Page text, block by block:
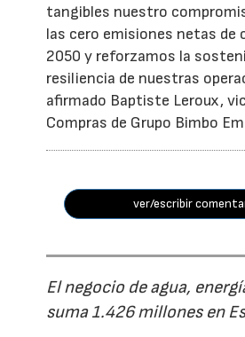
tangibles nuestro
las cero emisiones netas de
2050 y reforzamos la
resiliencia de nuestras
afirmado Baptiste Leroux,
Compras de Grupo Bimbo
ver/escribir
El negocio de agua,
suma 1.426 millones en